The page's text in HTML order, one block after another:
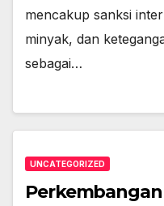
mencakup sanksi
minyak, dan
sebagai…
UNCATEGORIZED